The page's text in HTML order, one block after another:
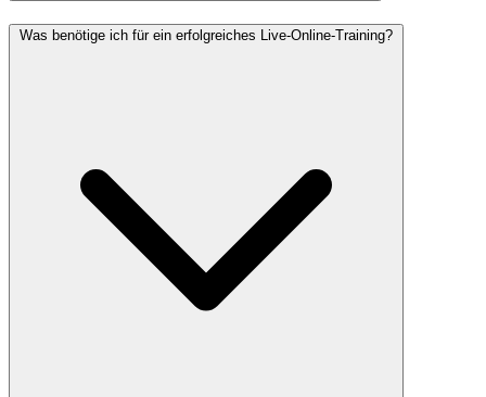
Was benötige ich für ein erfolgreiches Live-Online-Training?